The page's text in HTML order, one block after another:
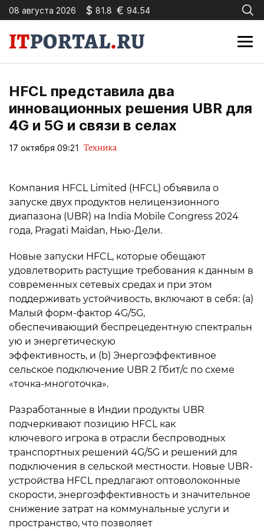
08 августа 2026 $ 81.8 € 94.54
HFCL представила два
инновационных решения UBR для
4G и 5G и связи в селах
17 октября 09:21 Техника
Компания HFCL Limited (HFCL) объявила о
запуске двух продуктов нелицензионного
диапазона (UBR) на India Mobile Congress 2024
года, Pragati Maidan, Нью-Дели.
Новые запуски HFCL, которые обещают
удовлетворить растущие требования к данным в
современных сетевых средах и при этом
поддерживать устойчивость, включают в себя: (a)
Малый форм-фактор 4G/5G,
обеспечивающий беспрецедентную спектральн
ую и энергетическую
эффективность, и (b) Энергоэффективное
сельское подключение UBR 2 Гбит/с по схеме
«точка-многоточка».
Разработанные в Индии продукты UBR
подчеркивают позицию HFCL как
ключевого игрока в отрасли беспроводных
транспортных решений 4G/5G и решений для
подключения в сельской местности. Новые UBR-
устройства HFCL предлагают оптоволоконные
скорости, энергоэффективность и значительное
снижение затрат на коммунальные услуги и
пространство, что позволяет